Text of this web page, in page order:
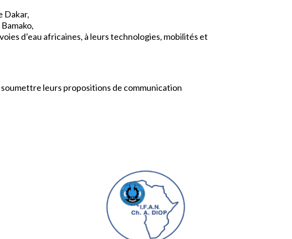
Dakar,
d’eau africaines, à leurs technologies, mobilités et
leurs propositions de communication